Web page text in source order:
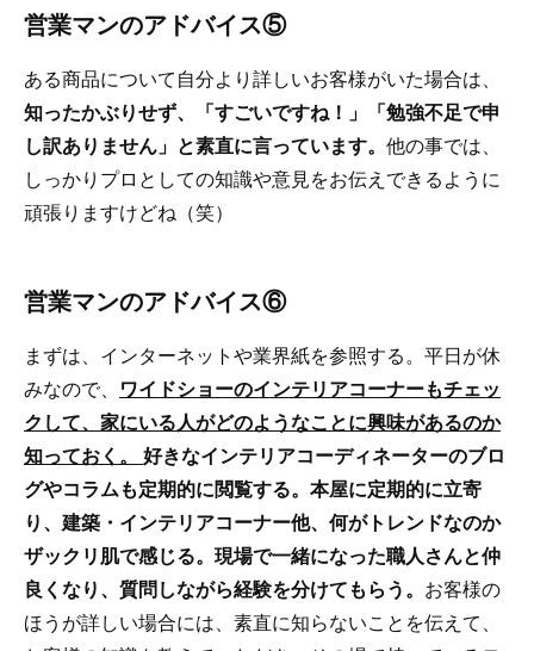
営業マンのアドバイス⑤
ある商品について自分より詳しいお客様がいた場合は、
知ったかぶりせず、「すごいですね！」「勉強不足で申
し訳ありません」と素直に言っています。 他の事では、
しっかりプロとしての知識や意見をお伝えできるように
頑張りますけどね（笑）
営業マンのアドバイス⑥
まずは、インターネットや業界紙を参照する。平日が休
みなので、 ワイドショーのインテリアコーナーもチェッ
クして、家にいる人がどのようなことに興味があるのか
知っておく。 好きなインテリアコーディネーターのブロ
グやコラムも定期的に閲覧する。本屋に定期的に立寄
り、建築・インテリアコーナー他、何がトレンドなのか
ザックリ肌で感じる。現場で一緒になった職人さんと仲
良くなり、質問しながら経験を分けてもらう。 お客様の
ほうが詳しい場合には、素直に知らないことを伝えて、